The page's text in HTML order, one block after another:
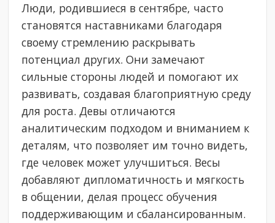
Люди, родившиеся в сентябре, часто
становятся наставниками благодаря
своему стремлению раскрывать
потенциал других. Они замечают
сильные стороны людей и помогают их
развивать, создавая благоприятную среду
для роста. Девы отличаются
аналитическим подходом и вниманием к
деталям, что позволяет им точно видеть,
где человек может улучшиться. Весы
добавляют дипломатичность и мягкость
в общении, делая процесс обучения
поддерживающим и сбалансированным.